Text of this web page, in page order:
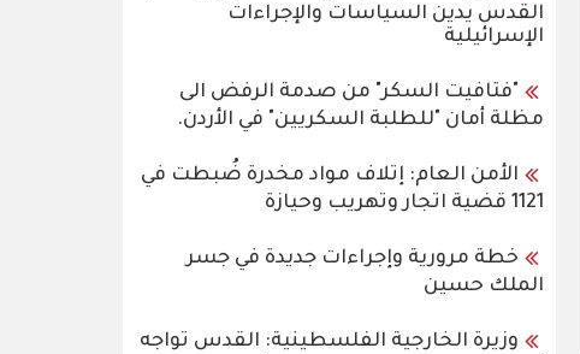
القدس يدين السياسات والإجراءات
الإسرائيلية
"فتافيت السكر" من صدمة الرفض الى
مظلة أمان "للطلبة السكريين" في الأردن.
الأمن العام: إتلاف مواد مخدرة ضُبطت في
1121 قضية اتجار وتهريب وحيازة
خطة مرورية وإجراءات جديدة في جسر
الملك حسين
وزيرة الخارجية الفلسطينية: القدس تواجه